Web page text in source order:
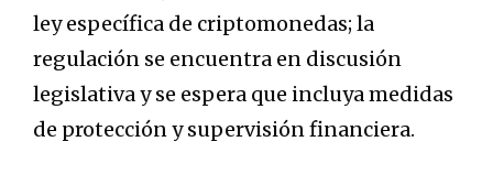
ley específica de criptomonedas; la
regulación se encuentra en discusión
legislativa y se espera que incluya medidas
de protección y supervisión financiera.